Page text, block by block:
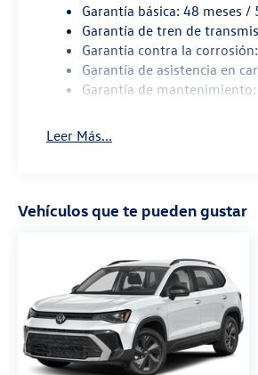
Garantía básica: 48 meses /
Garantía de tren de
Garantía contra la
Garantía de asistencia en
Garantía de
Leer Más...
Vehículos que te pueden gustar